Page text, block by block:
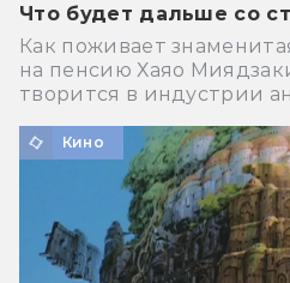
Что будет дальше со
Как поживает
на пенсию Хаяо
творится в индустрии
Кино